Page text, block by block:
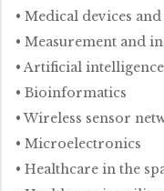
• Medical devices
• Measurement and
• Artificial
• Bioinformatics
• Wireless sensor
• Microelectronics
• Healthcare in the